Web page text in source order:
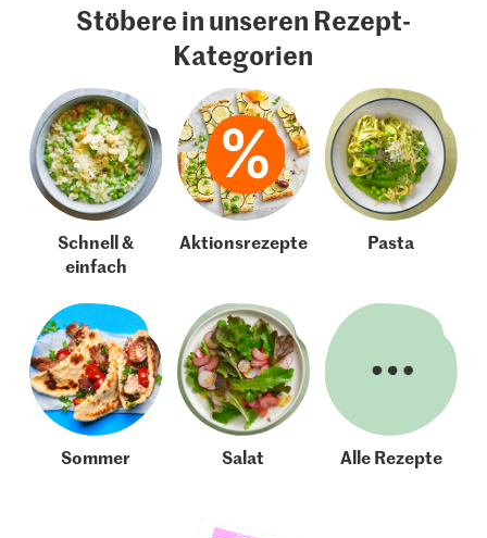
Stöbere in unseren Rezept-
Kategorien
Schnell &
einfach
Aktionsrezepte Pasta
Sommer Salat Alle Rezepte